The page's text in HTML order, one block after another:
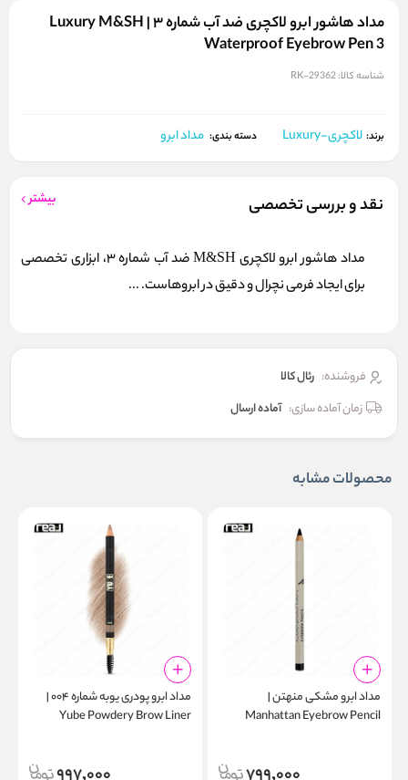
مداد هاشور ابرو لاکچری ضد آب شماره ۳ | Luxury M&SH
Waterproof Eyebrow Pen 3
شناسه کالا:RK-29362
برند: لاکچری-Luxury دسته بندی: مداد ابرو
نقد و بررسی تخصصی بیشتر
مداد هاشور ابرو لاکچری M&SH ضد آب شماره 3، ابزاری تخصصی
برای ایجاد فرمی نچرال و دقیق در ابروهاست. ...
فروشنده: رئال كالا
زمان آماده سازی: آماده ارسال
محصولات مشابه
مداد ابرو مشکی منهتن |
Manhattan Eyebrow Pencil
مداد ابرو پودری یوبه شماره ۰۰۴ |
Yube Powdery Brow Liner